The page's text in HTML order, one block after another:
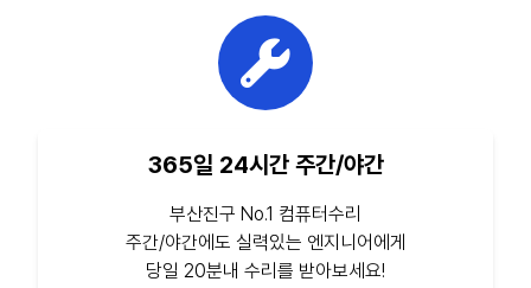
365일 24시간 주간/야간
부산진구 No.1 컴퓨터수리
주간/야간에도 실력있는 엔지니어에게
당일 20분내 수리를 받아보세요!